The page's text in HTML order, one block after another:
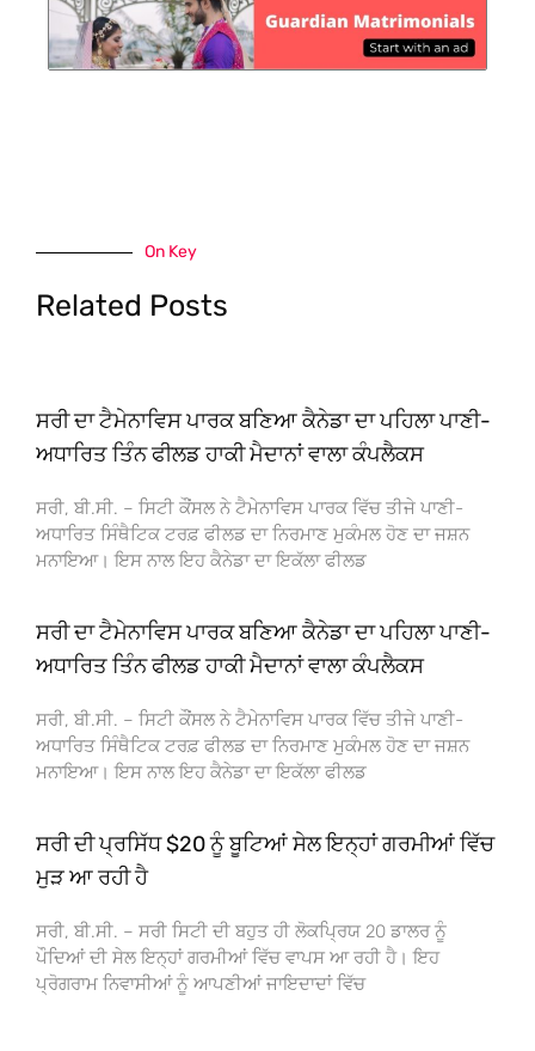
On Key
Related Posts
ਸਰੀ ਦਾ ਟੈਮੇਨਾਵਿਸ ਪਾਰਕ ਬਣਿਆ ਕੈਨੇਡਾ ਦਾ ਪਹਿਲਾ ਪਾਣੀ-
ਅਧਾਰਿਤ ਤਿੰਨ ਫੀਲਡ ਹਾਕੀ ਮੈਦਾਨਾਂ ਵਾਲਾ ਕੰਪਲੈਕਸ
ਸਰੀ, ਬੀ.ਸੀ. – ਸਿਟੀ ਕੌਂਸਲ ਨੇ ਟੈਮੇਨਾਵਿਸ ਪਾਰਕ ਵਿੱਚ ਤੀਜੇ ਪਾਣੀ-
ਅਧਾਰਿਤ ਸਿੰਥੈਟਿਕ ਟਰਫ਼ ਫੀਲਡ ਦਾ ਨਿਰਮਾਣ ਮੁਕੰਮਲ ਹੋਣ ਦਾ ਜਸ਼ਨ
ਮਨਾਇਆ। ਇਸ ਨਾਲ ਇਹ ਕੈਨੇਡਾ ਦਾ ਇਕੱਲਾ ਫੀਲਡ
ਸਰੀ ਦਾ ਟੈਮੇਨਾਵਿਸ ਪਾਰਕ ਬਣਿਆ ਕੈਨੇਡਾ ਦਾ ਪਹਿਲਾ ਪਾਣੀ-
ਅਧਾਰਿਤ ਤਿੰਨ ਫੀਲਡ ਹਾਕੀ ਮੈਦਾਨਾਂ ਵਾਲਾ ਕੰਪਲੈਕਸ
ਸਰੀ, ਬੀ.ਸੀ. – ਸਿਟੀ ਕੌਂਸਲ ਨੇ ਟੈਮੇਨਾਵਿਸ ਪਾਰਕ ਵਿੱਚ ਤੀਜੇ ਪਾਣੀ-
ਅਧਾਰਿਤ ਸਿੰਥੈਟਿਕ ਟਰਫ਼ ਫੀਲਡ ਦਾ ਨਿਰਮਾਣ ਮੁਕੰਮਲ ਹੋਣ ਦਾ ਜਸ਼ਨ
ਮਨਾਇਆ। ਇਸ ਨਾਲ ਇਹ ਕੈਨੇਡਾ ਦਾ ਇਕੱਲਾ ਫੀਲਡ
ਸਰੀ ਦੀ ਪ੍ਰਸਿੱਧ $20 ਨੂੰ ਬੂਟਿਆਂ ਸੇਲ ਇਨ੍ਹਾਂ ਗਰਮੀਆਂ ਵਿੱਚ
ਮੁੜ ਆ ਰਹੀ ਹੈ
ਸਰੀ, ਬੀ.ਸੀ. – ਸਰੀ ਸਿਟੀ ਦੀ ਬਹੁਤ ਹੀ ਲੋਕਪ੍ਰਿਯ 20 ਡਾਲਰ ਨੂੰ
ਪੌਦਿਆਂ ਦੀ ਸੇਲ ਇਨ੍ਹਾਂ ਗਰਮੀਆਂ ਵਿੱਚ ਵਾਪਸ ਆ ਰਹੀ ਹੈ। ਇਹ
ਪ੍ਰੋਗਰਾਮ ਨਿਵਾਸੀਆਂ ਨੂੰ ਆਪਣੀਆਂ ਜਾਇਦਾਦਾਂ ਵਿੱਚ